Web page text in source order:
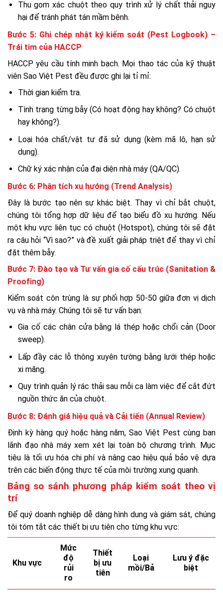
Thu gom xác chuột theo quy trình xử lý chất thải nguy
hại để tránh phát tán mầm bệnh.
Bước 5: Ghi chép nhật ký kiểm soát (Pest Logbook) –
Trái tim của HACCP
HACCP yêu cầu tính minh bạch. Mọi thao tác của kỹ thuật
viên Sao Việt Pest đều được ghi lại tỉ mỉ:
Thời gian kiểm tra.
Tình trạng từng bẫy (Có hoạt động hay không? Có chuột
hay không?).
Loại hóa chất/vật tư đã sử dụng (kèm mã lô, hạn sử
dụng).
Chữ ký xác nhận của đại diện nhà máy (QA/QC).
Bước 6: Phân tích xu hướng (Trend Analysis)
Đây là bước tạo nên sự khác biệt. Thay vì chỉ bắt chuột,
chúng tôi tổng hợp dữ liệu để tạo biểu đồ xu hướng. Nếu
một khu vực liên tục có chuột (Hotspot), chúng tôi sẽ đặt
ra câu hỏi “Vì sao?” và đề xuất giải pháp triệt để thay vì chỉ
đặt thêm bẫy.
Bước 7: Đào tạo và Tư vấn gia cố cấu trúc (Sanitation &
Proofing)
Kiểm soát côn trùng là sự phối hợp 50-50 giữa đơn vị dịch
vụ và nhà máy. Chúng tôi sẽ tư vấn bạn:
Gia cố các chân cửa bằng lá thép hoặc chổi cản (Door
sweep).
Lấp đầy các lỗ thông xuyên tường bằng lưới thép hoặc
xi măng.
Quy trình quản lý rác thải sau mỗi ca làm việc để cắt đứt
nguồn thức ăn của chuột.
Bước 8: Đánh giá hiệu quả và Cải tiến (Annual Review)
Định kỳ hàng quý hoặc hàng năm, Sao Việt Pest cùng ban
lãnh đạo nhà máy xem xét lại toàn bộ chương trình. Mục
tiêu là tối ưu hóa chi phí và nâng cao hiệu quả bảo vệ dựa
trên các biến động thực tế của môi trường xung quanh.
Bảng so sánh phương pháp kiểm soát theo vị
trí
Để quý doanh nghiệp dễ dàng hình dung và giám sát, chúng
tôi tóm tắt các thiết bị ưu tiên cho từng khu vực:
Khu vực
Mức
độ
rủi
ro
Thiết
bị ưu
tiên
Loại
mồi/Bả
Lưu ý đặc
biệt